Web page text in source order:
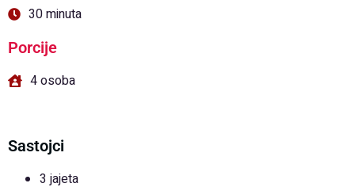
30 minuta
Porcije
4 osoba
Sastojci
3 jajeta